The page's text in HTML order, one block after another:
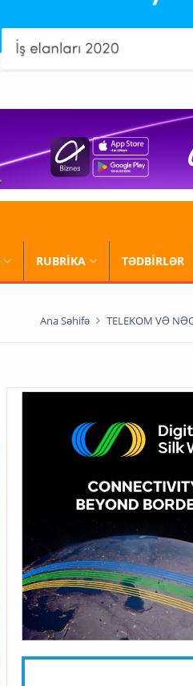
RUBRİKA TƏDBİRLƏR
Ana Səhifə TELEKOM VƏ